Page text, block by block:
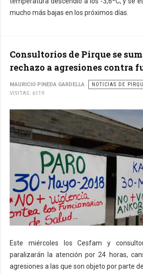
mucho más bajas en los próximos días.
Consultorios de Pirque se
rechazo a agresiones contra
MAURICIO PINEDA GARDELLA NOTICIAS DE
VISITAS: 6119
Este miércoles los Cesfam y
paralizarán la atención por 24 horas,
agresiones a las que son objeto por parte